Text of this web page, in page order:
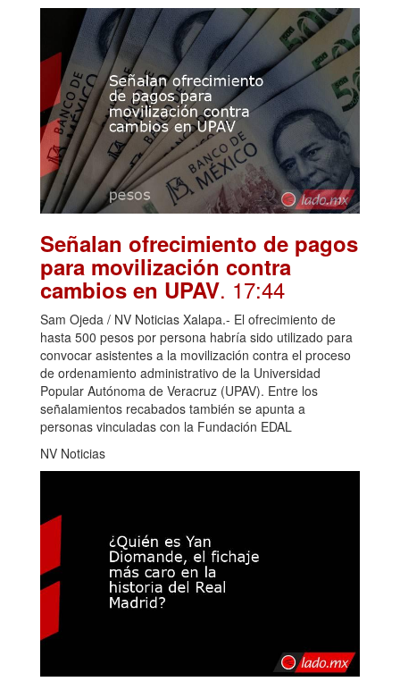
Señalan ofrecimiento de pagos
para movilización contra
cambios en UPAV. 17:44
Sam Ojeda / NV Noticias Xalapa.- El ofrecimiento de
hasta 500 pesos por persona habría sido utilizado para
convocar asistentes a la movilización contra el proceso
de ordenamiento administrativo de la Universidad
Popular Autónoma de Veracruz (UPAV). Entre los
señalamientos recabados también se apunta a
personas vinculadas con la Fundación EDAL
NV Noticias